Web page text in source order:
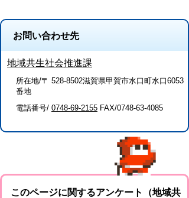
お問い合わせ先
地域共生社会推進課
所在地/〒 528-8502滋賀県甲賀市水口町水口6053
番地
電話番号/ 0748-69-2155 FAX/0748-63-4085
このページに関するアンケート（地域共